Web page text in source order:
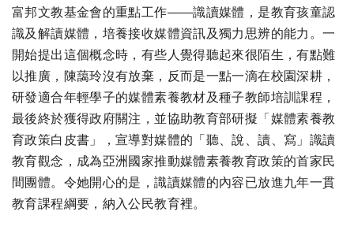
富邦文教基金會的重點工作——識讀媒體，是教育孩童認
識及解讀媒體，培養接收媒體資訊及獨力思辨的能力。一
開始提出這個概念時，有些人覺得聽起來很陌生，有點難
以推廣，陳藹玲沒有放棄，反而是一點一滴在校園深耕，
研發適合年輕學子的媒體素養教材及種子教師培訓課程，
最後終於獲得政府關注，並協助教育部研擬「媒體素養教
育政策白皮書」，宣導對媒體的「聽、說、讀、寫」識讀
教育觀念，成為亞洲國家推動媒體素養教育政策的首家民
間團體。令她開心的是，識讀媒體的內容已放進九年一貫
教育課程綱要，納入公民教育裡。